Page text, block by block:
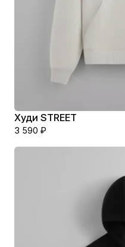
Худи STREET
3 590 ₽